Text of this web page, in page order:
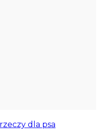
dla psa